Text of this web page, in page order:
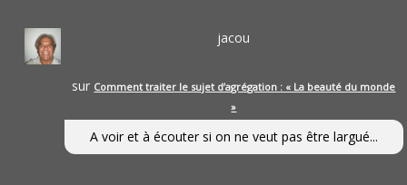
jacou
sur Comment traiter le sujet d’agrégation : « La beauté du monde
»
A voir et à écouter si on ne veut pas être largué...